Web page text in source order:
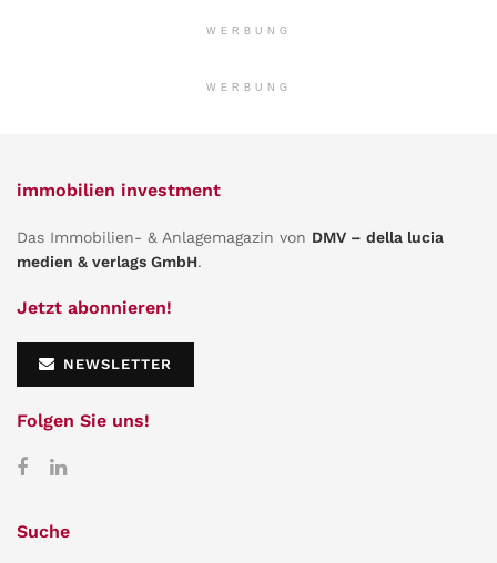
WERBUNG
WERBUNG
immobilien investment
Das Immobilien- & Anlagemagazin von DMV – della lucia
medien & verlags GmbH.
Jetzt abonnieren!
NEWSLETTER
Folgen Sie uns!
Suche